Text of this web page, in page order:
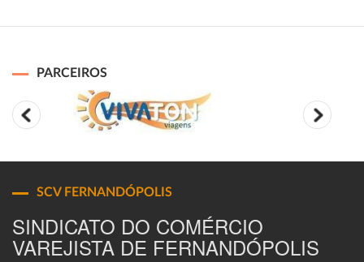
PARCEIROS
SCV FERNANDÓPOLIS
SINDICATO DO COMÉRCIO
VAREJISTA DE FERNANDÓPOLIS